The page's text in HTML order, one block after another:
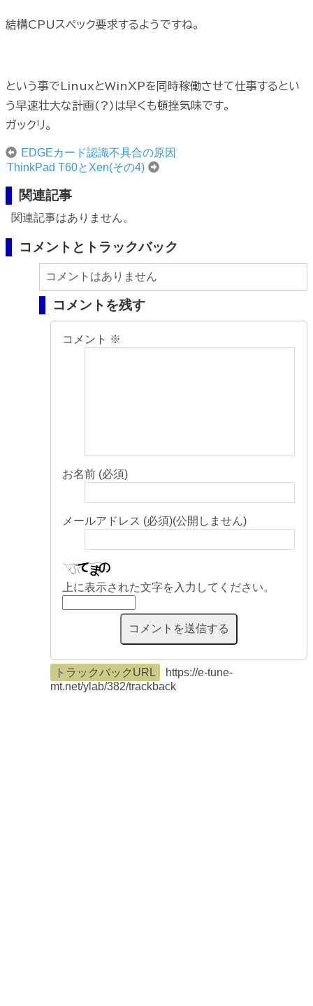
結構CPUスペック要求するようですね。
という事でLinuxとWinXPを同時稼働させて仕事するとい
う早速壮大な計画(?)は早くも頓挫気味です。
ガックリ。
EDGEカード認識不具合の原因
ThinkPad T60とXen(その4)
関連記事
関連記事はありません。
コメントとトラックバック
コメントはありません
コメントを残す
コメント ※
お名前 (必須)
メールアドレス (必須)(公開しません)
上に表示された文字を入力してください。
トラックバックURL
https://e-tune-
mt.net/ylab/382/trackback